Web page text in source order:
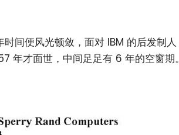
间便风光顿敛，面对 IBM 的后发制人
年才面世，中间足足有 6 年的空窗期。